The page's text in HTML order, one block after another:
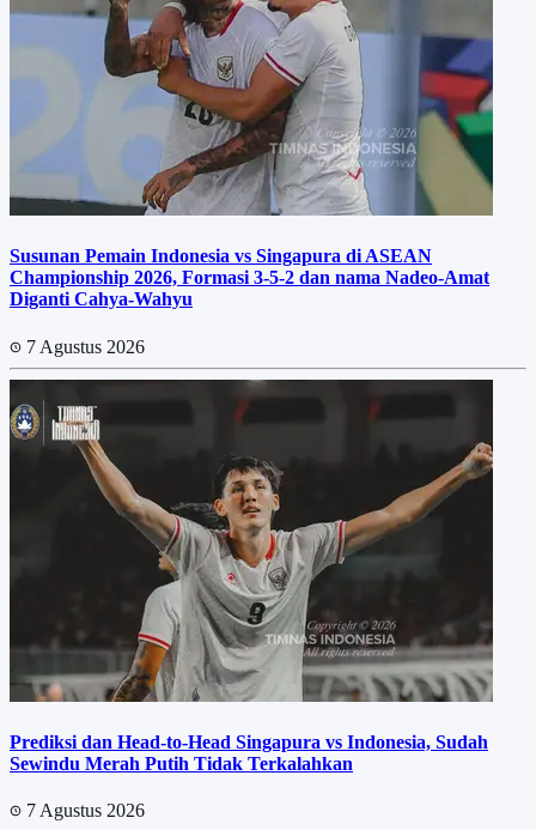
Susunan Pemain Indonesia vs Singapura di ASEAN
Championship 2026, Formasi 3-5-2 dan nama Nadeo-Amat
Diganti Cahya-Wahyu
7 Agustus 2026
Prediksi dan Head-to-Head Singapura vs Indonesia, Sudah
Sewindu Merah Putih Tidak Terkalahkan
7 Agustus 2026